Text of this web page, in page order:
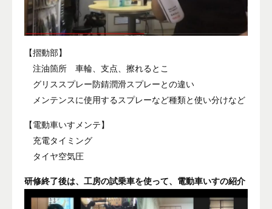
【摺動部】
注油箇所 車輪、支点、擦れるとこ
グリススプレー防錆潤滑スプレーとの違い
メンテンスに使用するスプレーなど種類と使い分けなど
【電動車いすメンテ】
充電タイミング
タイヤ空気圧
研修終了後は、工房の試乗車を使って、電動車いすの紹介